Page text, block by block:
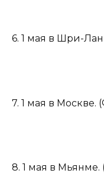
6. 1 мая в Шри-
7. 1 мая в Москве.
8. 1 мая в Мьянме.